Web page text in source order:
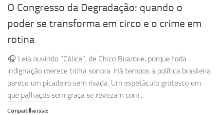
O Congresso da Degradação: quando o
poder se transforma em circo e o crime em
rotina
🎧 Leia ouvindo “Cálice”, de Chico Buarque, porque toda
indignação merece trilha sonora. Há tempos a política brasileira
parece um picadeiro sem risada. Um espetáculo grotesco em
que palhaços sem graça se revezam com...
Compartilhe isso: